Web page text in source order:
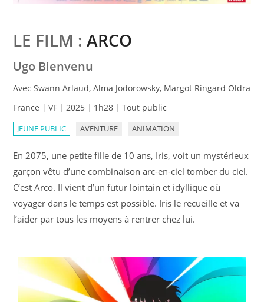
LE FILM :ARCO
Ugo Bienvenu
Avec Swann Arlaud, Alma Jodorowsky, Margot Ringard Oldra
France
VF 2025 1h28 Tout public
JEUNE PUBLIC AVENTURE ANIMATION
En 2075, une petite fille de 10 ans, Iris, voit un mystérieux
garçon vêtu d’une combinaison arc-en-ciel tomber du ciel.
C’est Arco. Il vient d’un futur lointain et idyllique où
voyager dans le temps est possible. Iris le recueille et va
l’aider par tous les moyens à rentrer chez lui.